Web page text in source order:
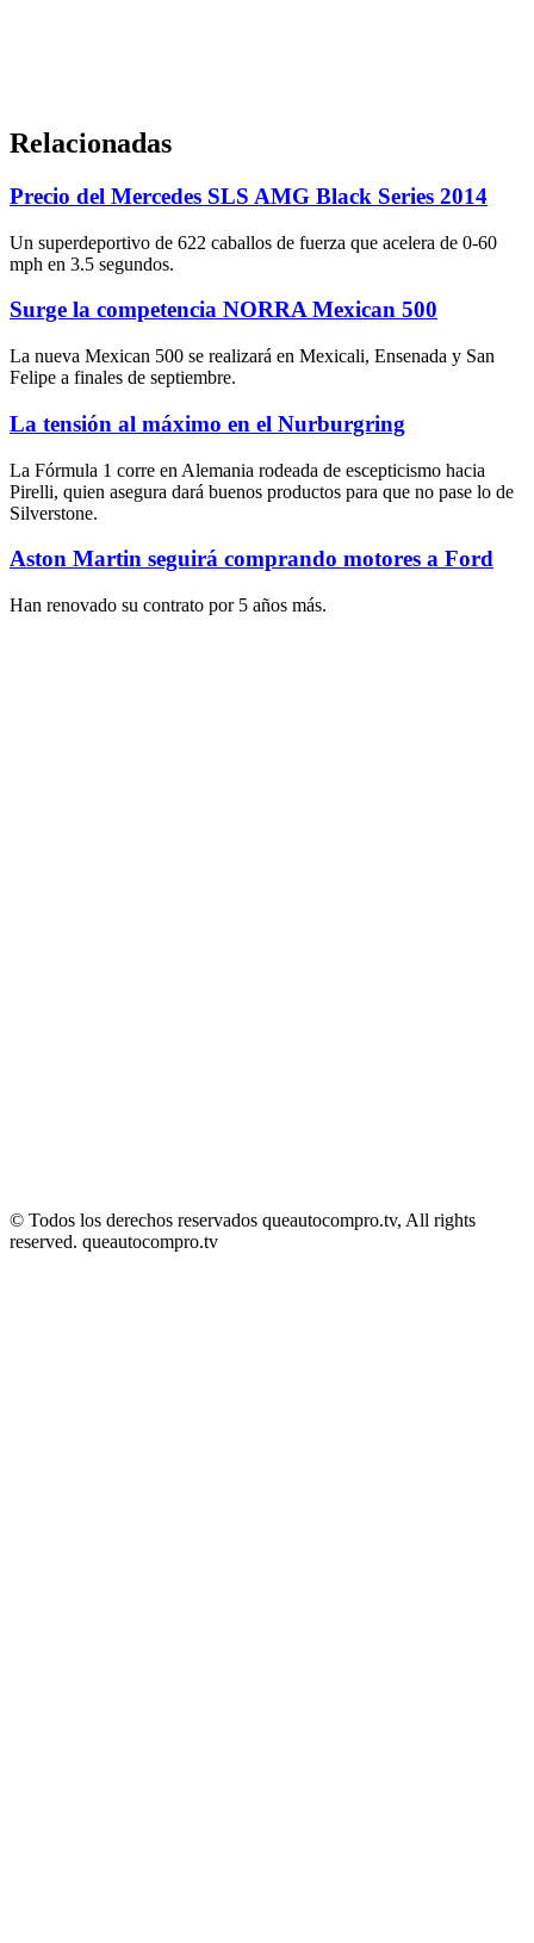
Relacionadas
Precio del Mercedes SLS AMG Black Series 2014
Un superdeportivo de 622 caballos de fuerza que acelera de 0-60
mph en 3.5 segundos.
Surge la competencia NORRA Mexican 500
La nueva Mexican 500 se realizará en Mexicali, Ensenada y San
Felipe a finales de septiembre.
La tensión al máximo en el Nurburgring
La Fórmula 1 corre en Alemania rodeada de escepticismo hacia
Pirelli, quien asegura dará buenos productos para que no pase lo de
Silverstone.
Aston Martin seguirá comprando motores a Ford
Han renovado su contrato por 5 años más.
© Todos los derechos reservados queautocompro.tv, All rights
reserved. queautocompro.tv